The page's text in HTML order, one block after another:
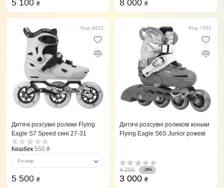
5 100 ₴ 8 000 ₴
Код: 4402
Дитячі розсувні ролики Flying
Eagle S7 Speed сині 27-31
Кешбек 550 ₴
Розмір
5 500 ₴
Код: 1500
Дитячі розсувні роликові коньки
Flying Eagle S6S Junior рожеві
4 200 -29%
3 000 ₴